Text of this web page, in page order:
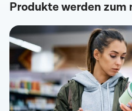
Produkte werden zum